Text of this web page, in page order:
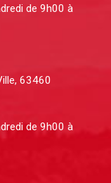
de 9h00 à
63460
de 9h00 à